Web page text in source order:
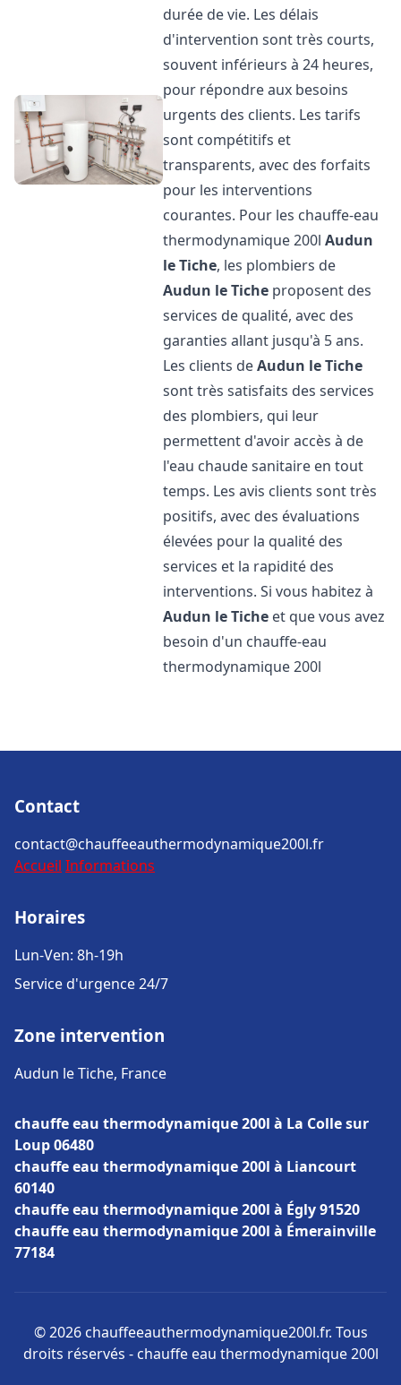
durée de vie. Les délais
d'intervention sont très courts,
souvent inférieurs à 24 heures,
pour répondre aux besoins
urgents des clients. Les tarifs
sont compétitifs et
transparents, avec des forfaits
pour les interventions
courantes. Pour les chauffe-eau
thermodynamique 200lAudun
le Tiche, les plombiers de
Audun le Tiche proposent des
services de qualité, avec des
garanties allant jusqu'à 5 ans.
Les clients deAudun le Tiche
sont très satisfaits des services
des plombiers, qui leur
permettent d'avoir accès à de
l'eau chaude sanitaire en tout
temps. Les avis clients sont très
positifs, avec des évaluations
élevées pour la qualité des
services et la rapidité des
interventions. Si vous habitez à
Audun le Tiche et que vous avez
besoin d'un chauffe-eau
thermodynamique 200l
Contact
contact@chauffeeauthermodynamique200l.fr
Accueil Informations
Horaires
Lun-Ven: 8h-19h
Service d'urgence 24/7
Zone intervention
Audun le Tiche, France
chauffe eau thermodynamique 200l à La Colle sur
Loup 06480
chauffe eau thermodynamique 200l à Liancourt
60140
chauffe eau thermodynamique 200l à Égly 91520
chauffe eau thermodynamique 200l à Émerainville
77184
© 2026 chauffeeauthermodynamique200l.fr. Tous
droits réservés - chauffe eau thermodynamique 200l